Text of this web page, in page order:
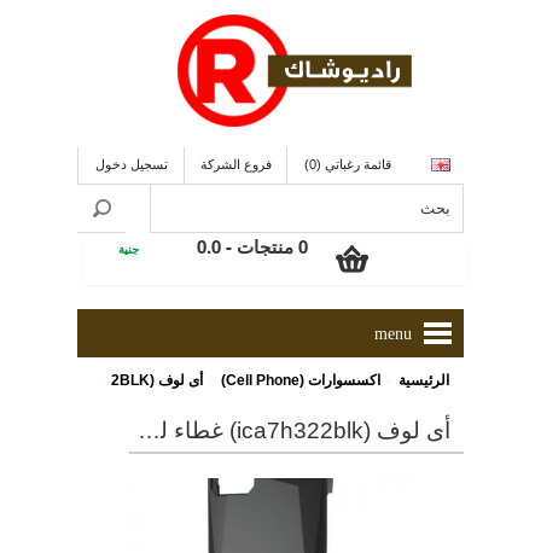
قائمة رغباتي (0) فروع الشركة تسجيل دخول
0 منتجات - 0.0 جنية
menu
الرئيسية اكسسوارات (Cell Phone) » أى لوف (ICA7H322BLK) غطاء للأى فون5
أى لوف (ica7h322blk) غطاء للأى فون5